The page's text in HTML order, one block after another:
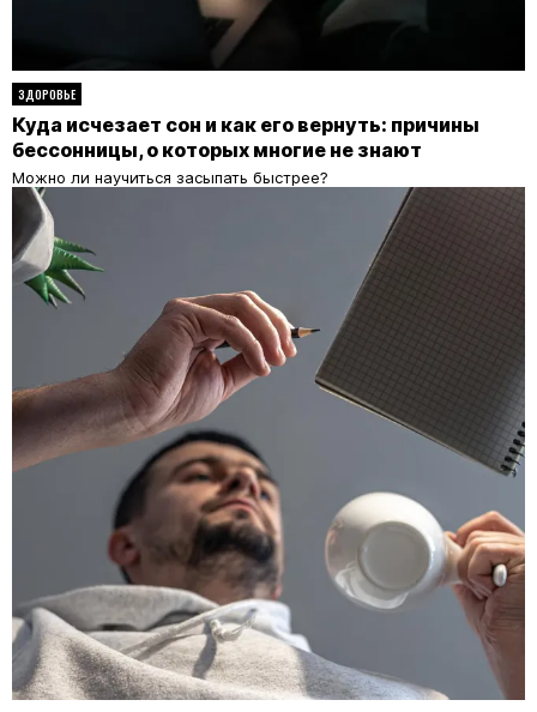
ЗДОРОВЬЕ
Куда исчезает сон и как его вернуть: причины
бессонницы, о которых многие не знают
Можно ли научиться засыпать быстрее?